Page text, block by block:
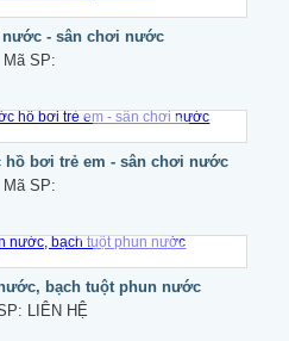
nước - sân chơi nước
Mã SP:
bơi trẻ em - sân chơi nước
Mã SP:
bạch tuột phun nước
LIÊN HỆ